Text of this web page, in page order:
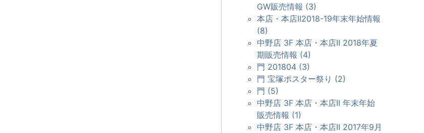
GW販売情報 (3)
本店・本店II2018-19年末年始情報
(8)
中野店 3F 本店・本店II 2018年夏
期販売情報 (4)
門 201804 (3)
門 宝塚ポスター祭り (2)
門 (5)
中野店 3F 本店・本店II 年末年始
販売情報 (1)
中野店 3F 本店・本店II 2017年9月